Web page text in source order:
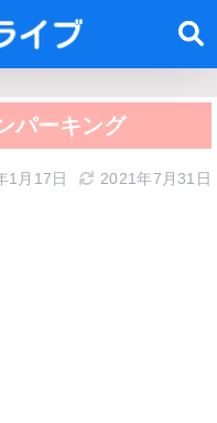
パーキング
1月17日 2021年7月31日